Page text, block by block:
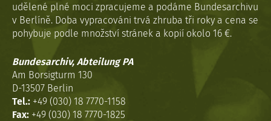
udělené plné moci zpracujeme a podáme Bundesarchivu
v Berlíně. Doba vypracováni trvá zhruba tři roky a cena se
pohybuje podle množství stránek a kopií okolo 16 €.
Bundesarchiv, Abteilung PA
Am Borsigturm 130
D-13507 Berlin
Tel.: +49 (030) 18 7770-1158
Fax: +49 (030) 18 7770-1825